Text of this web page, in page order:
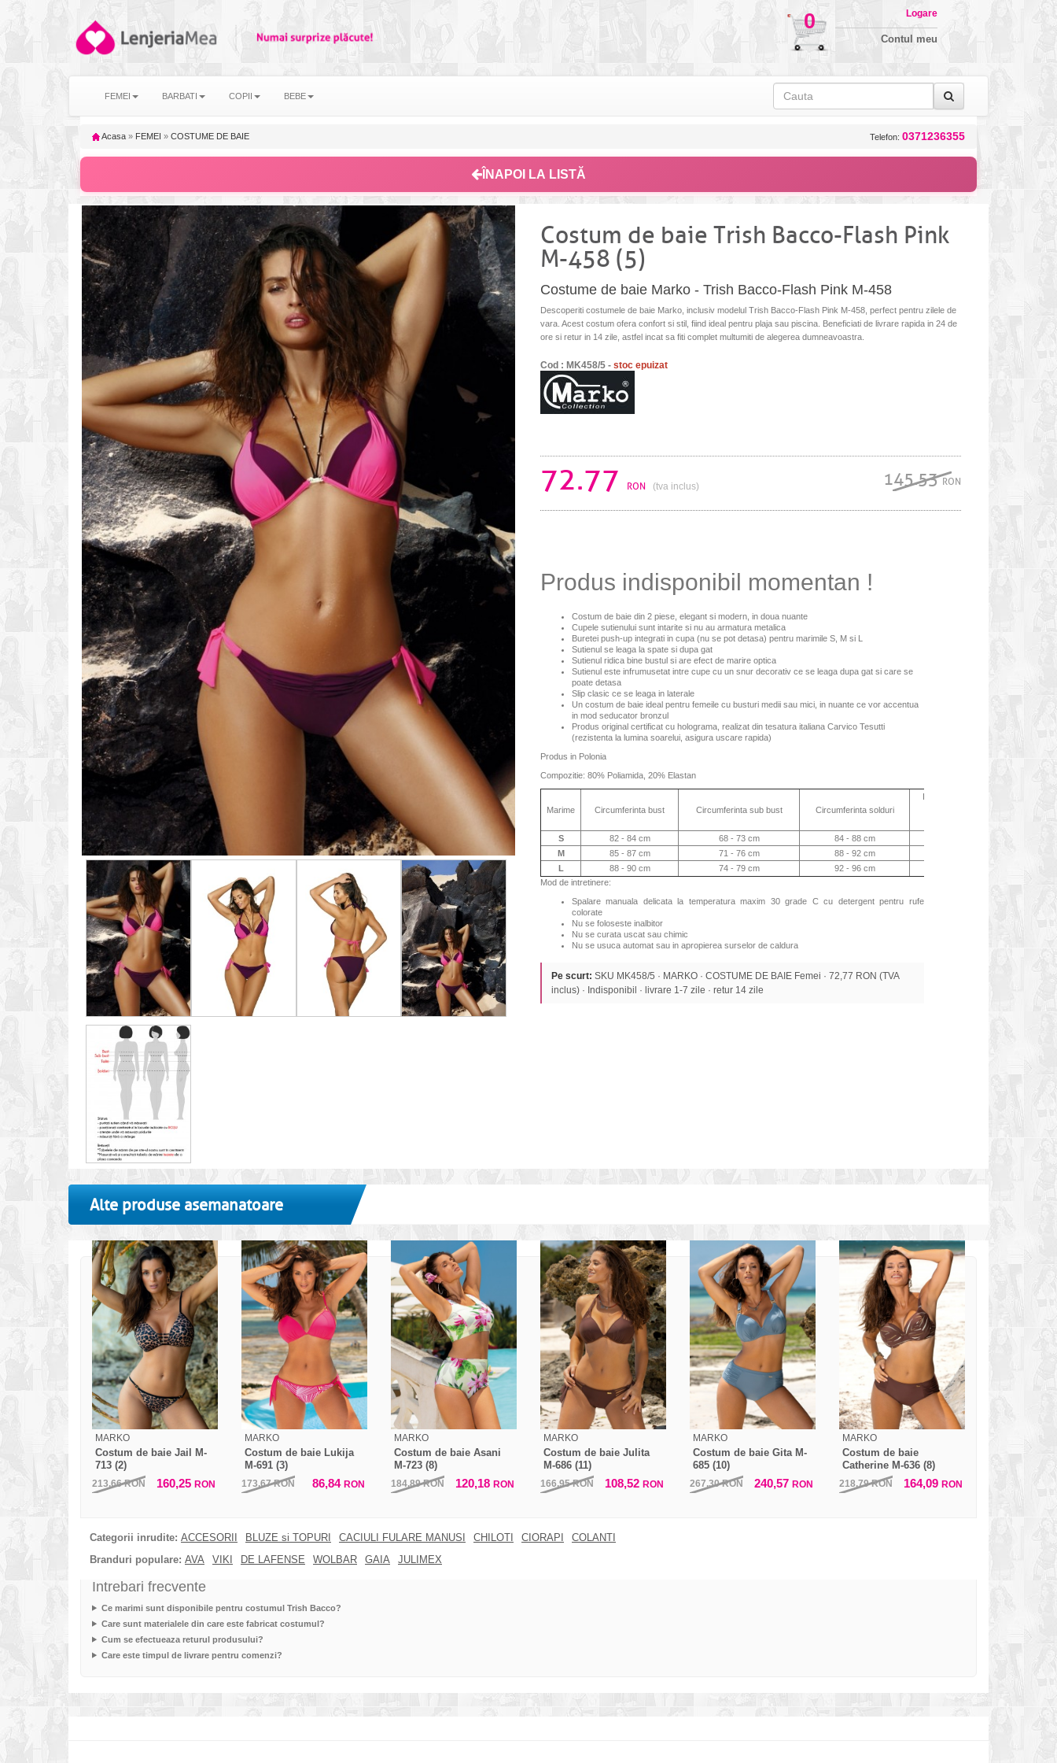
0 Logare
Contul meu
FEMEI BARBATI COPII BEBE
Acasa » FEMEI » COSTUME DE BAIE Telefon: 0371236355
ÎNAPOI LA LISTĂ
Costum de baie Trish Bacco-Flash Pink
M-458 (5)
Costume de baie Marko - Trish Bacco-Flash Pink M-458
Descoperiti costumele de baie Marko, inclusiv modelul Trish Bacco-Flash Pink M-458, perfect pentru zilele de
vara. Acest costum ofera confort si stil, fiind ideal pentru plaja sau piscina. Beneficiati de livrare rapida in 24 de
ore si retur in 14 zile, astfel incat sa fiti complet multumiti de alegerea dumneavoastra.
Cod : MK458/5 - stoc epuizat
72.77 RON (tva inclus) 145.53RON
Produs indisponibil momentan !
Costum de baie din 2 piese, elegant si modern, in doua nuante
Cupele sutienului sunt intarite si nu au armatura metalica
Buretei push-up integrati in cupa (nu se pot detasa) pentru marimile S, M si L
Sutienul se leaga la spate si dupa gat
Sutienul ridica bine bustul si are efect de marire optica
Sutienul este infrumusetat intre cupe cu un snur decorativ ce se leaga dupa gat si care se
poate detasa
Slip clasic ce se leaga in laterale
Un costum de baie ideal pentru femeile cu busturi medii sau mici, in nuante ce vor accentua
in mod seducator bronzul
Produs original certificat cu holograma, realizat din tesatura italiana Carvico Tesutti
(rezistenta la lumina soarelui, asigura uscare rapida)
Produs in Polonia
Compozitie: 80% Poliamida, 20% Elastan
Marime Circumferinta bust Circumferinta sub bust Circumferinta solduri
Inaltimea slipului
Inaltimea
S 82 - 84 cm 68 - 73 cm 84 - 88 cm
M
85 - 87 cm 71 - 76 cm 88 - 92 cm
L
88 - 90 cm 74 - 79 cm 92 - 96 cm
Mod de intretinere:
Spalare manuala delicata la temperatura maxim 30 grade C cu detergent pentru rufe
colorate
Nu se foloseste inalbitor
Nu se curata uscat sau chimic
Nu se usuca automat sau in apropierea surselor de caldura
Pe scurt: SKU MK458/5 · MARKO · COSTUME DE BAIE Femei · 72,77 RON (TVA
inclus) · Indisponibil · livrare 1-7 zile · retur 14 zile
Alte produse asemanatoare
MARKO
Costum de baie Jail M-
713 (2)
213,66RON 160,25 RON
MARKO
Costum de baie Lukija
M-691 (3)
173,67RON 86,84 RON
MARKO
Costum de baie Asani
M-723 (8)
184,89RON 120,18 RON
MARKO
Costum de baie Julita
M-686 (11)
166,95RON 108,52 RON
MARKO
Costum de baie Gita M-
685 (10)
267,30RON 240,57 RON
MARKO
Costum de baie
Catherine M-636 (8)
218,79RON 164,09 RON
Categorii inrudite: ACCESORII BLUZE si TOPURI CACIULI FULARE MANUSI CHILOTI CIORAPI
COLANTI
Branduri populare: AVA VIKI DE LAFENSE WOLBAR GAIA JULIMEX
Intrebari frecvente
Ce marimi sunt disponibile pentru costumul Trish Bacco?
Care sunt materialele din care este fabricat costumul?
Cum se efectueaza returul produsului?
Care este timpul de livrare pentru comenzi?